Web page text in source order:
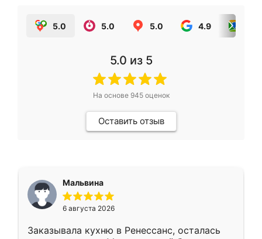
5.0 5.0 5.0 4.9
5.0 из 5
На основе 945оценок
Оставить отзыв
Мальвина
6 августа 2026
Заказывала кухню в Ренессанс, осталась